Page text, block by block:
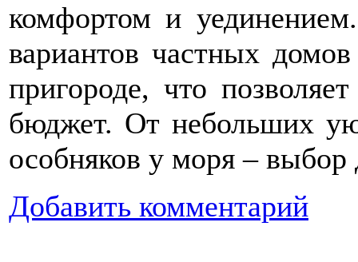
комфортом и
вариантов частных
пригороде, что
бюджет. От небольших
особняков у моря – выбор
Добавить комментарий